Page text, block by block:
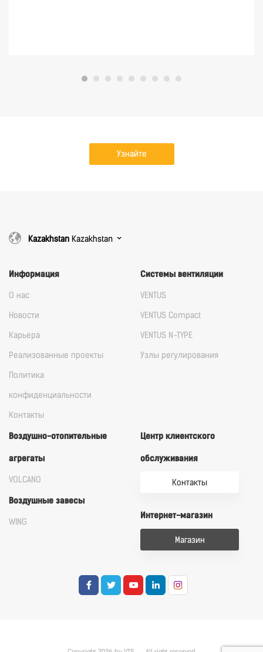
Узнайте
Kazakhstan Kazakhstan
Информация
О нас
Новости
Карьера
Реализованные проекты
Политика
конфиденциальности
Контакты
Системы вентиляции
VENTUS
VENTUS Compact
VENTUS N-TYPE
Узлы регулирования
Воздушно-отопительные
агрегаты
VOLCANO
Воздушные завесы
WING
Центр клиентского
обслуживания
Контакты
Интернет-магазин
Магазин